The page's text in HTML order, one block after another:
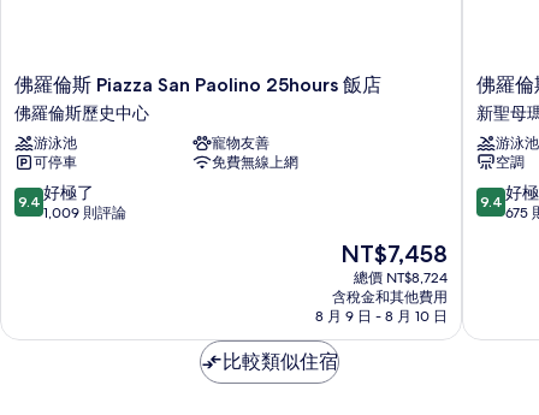
佛
羅
倫
斯
Piazza
San
Paolino
倫
佛羅倫斯 Piazza San Paolino 25hours 飯店
佛羅倫斯歷史中心
游泳池
寵物友善
可停車
免費無線上網
9.4
分，
極
9.4 好極了
1,009 則評論
現
在
價
格
為
NT$7,458
總價 NT$8,724
含稅金和其他費用
8 月 9 日 - 8 月 10 日
佛
羅
倫
斯
貝
爾
菲
心
佛羅倫
新聖母
游泳池
空調
9.4
分，
極
9.4 好
675
比較類似住宿